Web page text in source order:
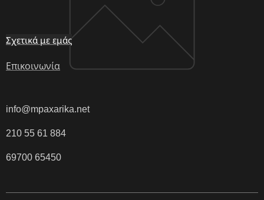
Σχετικά με εμάς
Επικοινωνία
info@mpaxarika.net
210 55 61 884
69700 65450